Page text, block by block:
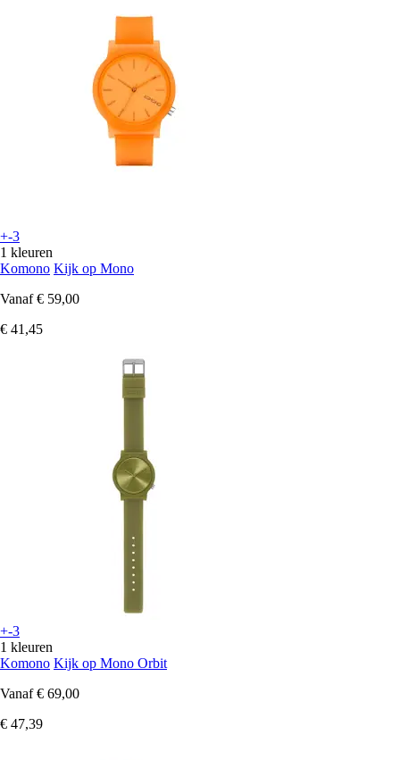
+-3
1 kleuren
Komono Kijk op Mono
Vanaf € 59,00
€ 41,45
+-3
1 kleuren
Komono Kijk op Mono Orbit
Vanaf € 69,00
€ 47,39